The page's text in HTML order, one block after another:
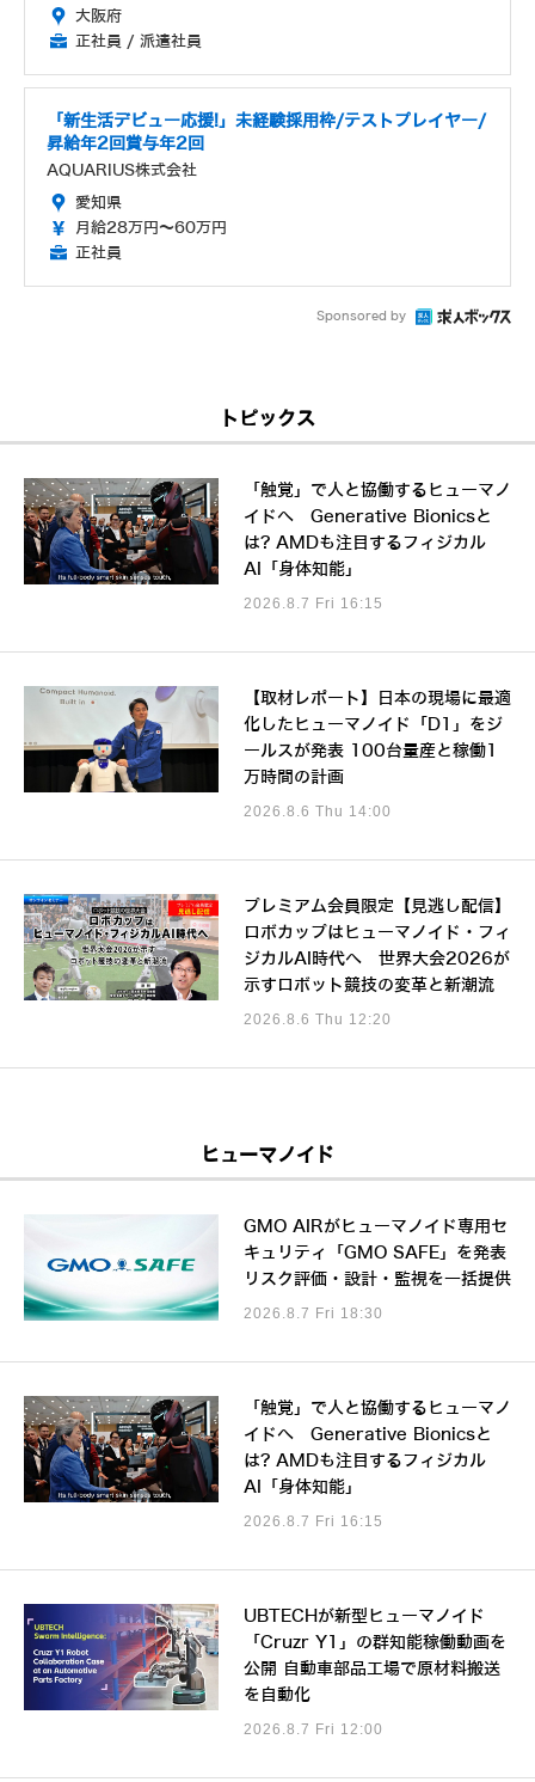
大阪府
正社員 / 派遣社員
「新生活デビュー応援!」未経験採用枠/テストプレイヤー/
昇給年2回賞与年2回
AQUARIUS株式会社
愛知県
月給28万円～60万円
正社員
Sponsored by
トピックス
「触覚」で人と協働するヒューマノ
イドへ Generative Bionicsと
は? AMDも注目するフィジカル
AI「身体知能」
2026.8.7 Fri 16:15
【取材レポート】日本の現場に最適
化したヒューマノイド「D1」をジ
ールスが発表 100台量産と稼働1
万時間の計画
2026.8.6 Thu 14:00
プレミアム会員限定【見逃し配信】
ロボカップはヒューマノイド・フィ
ジカルAI時代へ 世界大会2026が
示すロボット競技の変革と新潮流
2026.8.6 Thu 12:20
ヒューマノイド
GMO AIRがヒューマノイド専用セ
キュリティ「GMO SAFE」を発表
リスク評価・設計・監視を一括提供
2026.8.7 Fri 18:30
「触覚」で人と協働するヒューマノ
イドへ Generative Bionicsと
は? AMDも注目するフィジカル
AI「身体知能」
2026.8.7 Fri 16:15
UBTECHが新型ヒューマノイド
「Cruzr Y1」の群知能稼働動画を
公開 自動車部品工場で原材料搬送
を自動化
2026.8.7 Fri 12:00